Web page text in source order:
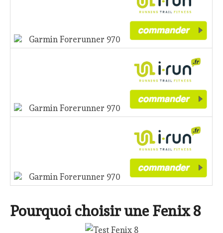
Garmin Forerunner 970
Garmin Forerunner 970
Garmin Forerunner 970
Pourquoi choisir une Fenix 8